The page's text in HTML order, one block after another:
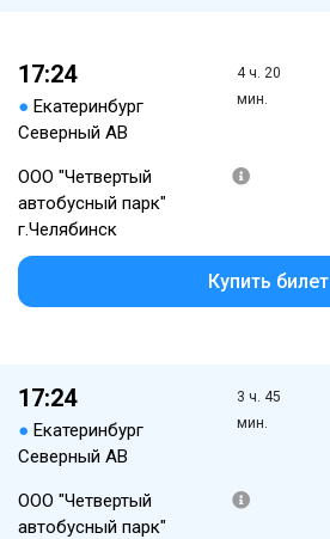
17:24
● Екатеринбург
Северный АВ
4 ч. 20
мин.
ООО "Четвертый
автобусный парк"
г.Челябинск
Купить билет
17:24
● Екатеринбург
Северный АВ
3 ч. 45
мин.
ООО "Четвертый
автобусный парк"